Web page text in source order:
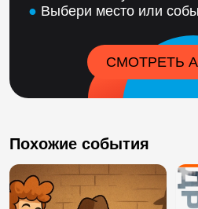
● Выбери место или
СМОТРЕТЬ
Похожие события